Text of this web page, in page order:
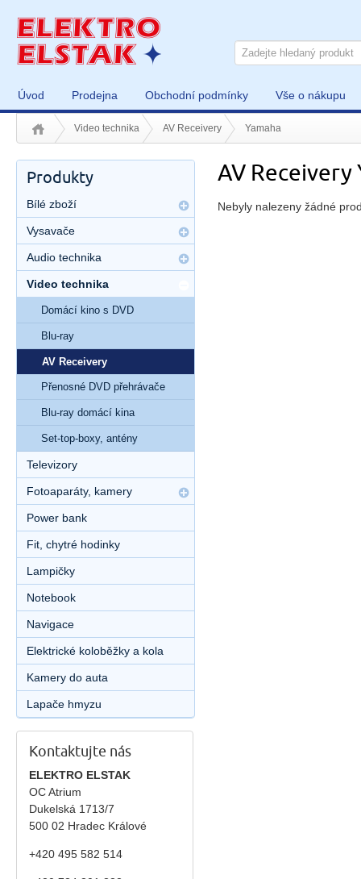
Úvod Prodejna Obchodní podmínky Vše o nákupu
Video technika AV Receivery Yamaha
AV Receivery
Nebyly nalezeny žádné
Produkty
Bílé zboží
Vysavače
Audio technika
Video technika
Domácí kino s DVD
Blu-ray
AV Receivery
Přenosné DVD přehrávače
Blu-ray domácí kina
Set-top-boxy, antény
Televizory
Fotoaparáty, kamery
Power bank
Fit, chytré hodinky
Lampičky
Notebook
Navigace
Elektrické koloběžky a kola
Kamery do auta
Lapače hmyzu
Kontaktujte nás
ELEKTRO ELSTAK
OC Atrium
Dukelská 1713/7
500 02 Hradec Králové
+420 495 582 514